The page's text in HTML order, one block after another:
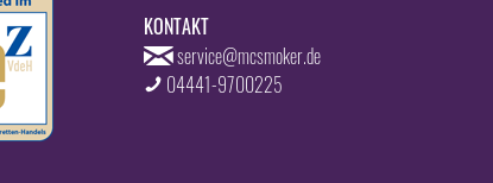
KONTAKT
service@mcsmoker.de
04441-9700225